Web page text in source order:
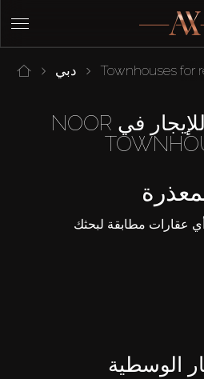
دبي Townhouses for
تاون هاوس للإيجار في NOOR
أي عقارات مطابقة لبحثك
الوسطية